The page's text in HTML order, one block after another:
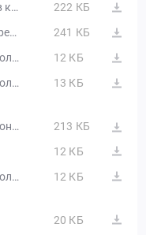
ПРОТОКОЛ подведения итогов конкурса в эл. ф. 104(223(3)).pdf
222 КБ
ПРОТОКОЛ конкурса рассмотрения заявок 104(223(2)).pdf
241 КБ
Печатная форма: Иной протокол №32615792745-02
12 КБ
Печатная форма: Иной протокол №32615792745-03
13 КБ
ПРОТОКОЛ конкурса в электронной форме 104(223(1)).pdf
213 КБ
12 КБ
Печатная форма: Иной протокол №32615792745-01
12 КБ
20 КБ